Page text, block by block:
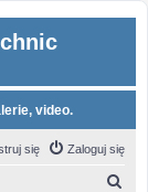
video.
Zaloguj się
się